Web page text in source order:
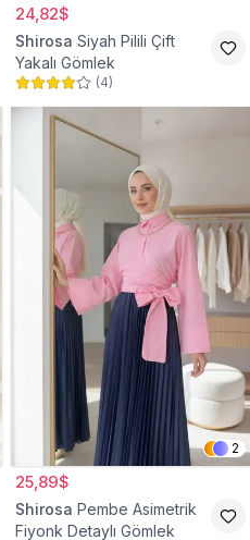
24,82$
Shirosa Siyah Pilili Çift
Yakalı Gömlek
(4)
2
25,89$
Shirosa Pembe Asimetrik
Fiyonk Detaylı Gömlek